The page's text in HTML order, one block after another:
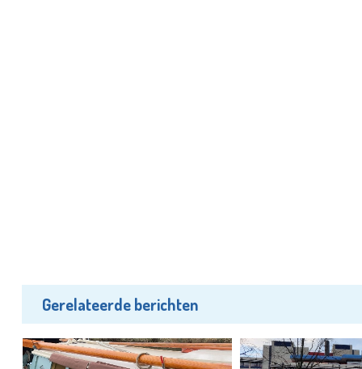
Gerelateerde berichten